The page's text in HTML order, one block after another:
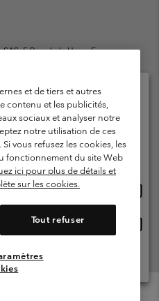
5 Rue de la Haye, Espace
par l'utilisateur
Impressum
et de tiers et autres
contenu et les publicités,
sociaux et analyser notre
notre utilisation de ces
vous refusez les cookies, les
fonctionnement du site Web
ici pour plus de détails et
sur les cookies.
Tout refuser
pays d’expédition et
langue
disponibles
ligne
Pays